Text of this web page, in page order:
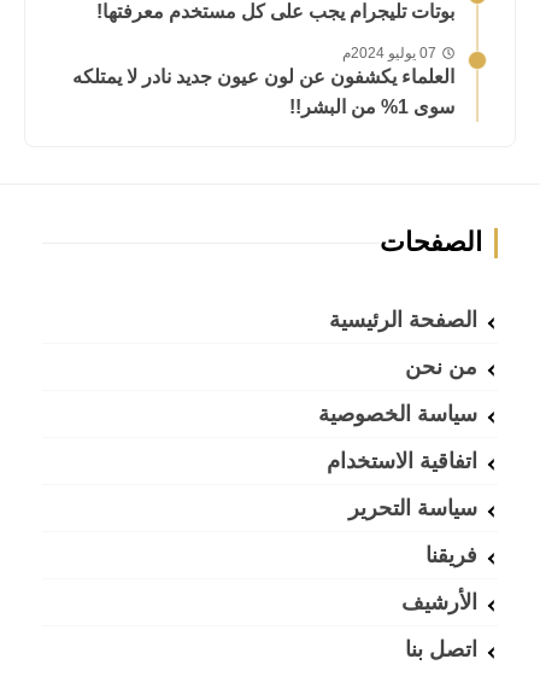
بوتات تليجرام يجب على كل مستخدم معرفتها!
07 يوليو 2024م
العلماء يكشفون عن لون عيون جديد نادر لا يمتلكه
سوى 1% من البشر!!
الصفحات
الصفحة الرئيسية
من نحن
سياسة الخصوصية
اتفاقية الاستخدام
سياسة التحرير
فريقنا
الأرشيف
اتصل بنا